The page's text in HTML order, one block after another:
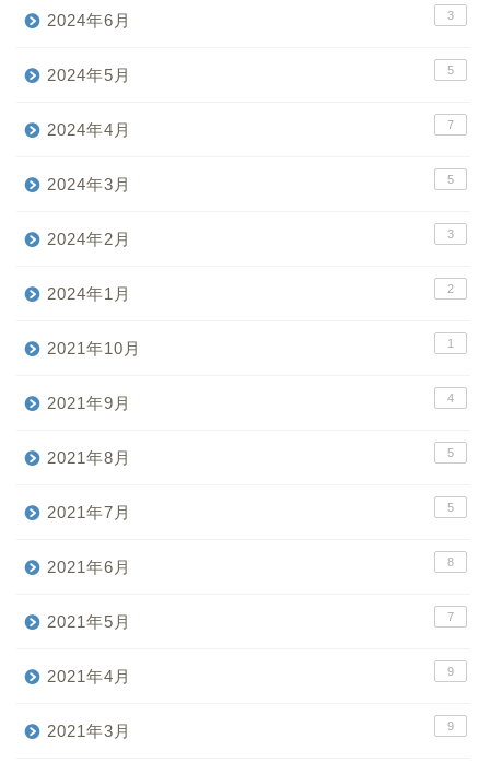
2024年6月 3
2024年5月 5
2024年4月 7
2024年3月 5
2024年2月 3
2024年1月 2
2021年10月 1
2021年9月 4
2021年8月 5
2021年7月 5
2021年6月 8
2021年5月 7
2021年4月 9
2021年3月 9